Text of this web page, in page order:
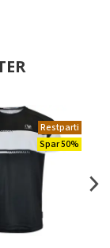
Restparti
Spar 50%